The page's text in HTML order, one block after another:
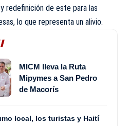
redefinición de este para las
lo que representa un alivio.
MICM lleva la Ruta
Mipymes a San Pedro
de Macorís
local, los turistas y Haití